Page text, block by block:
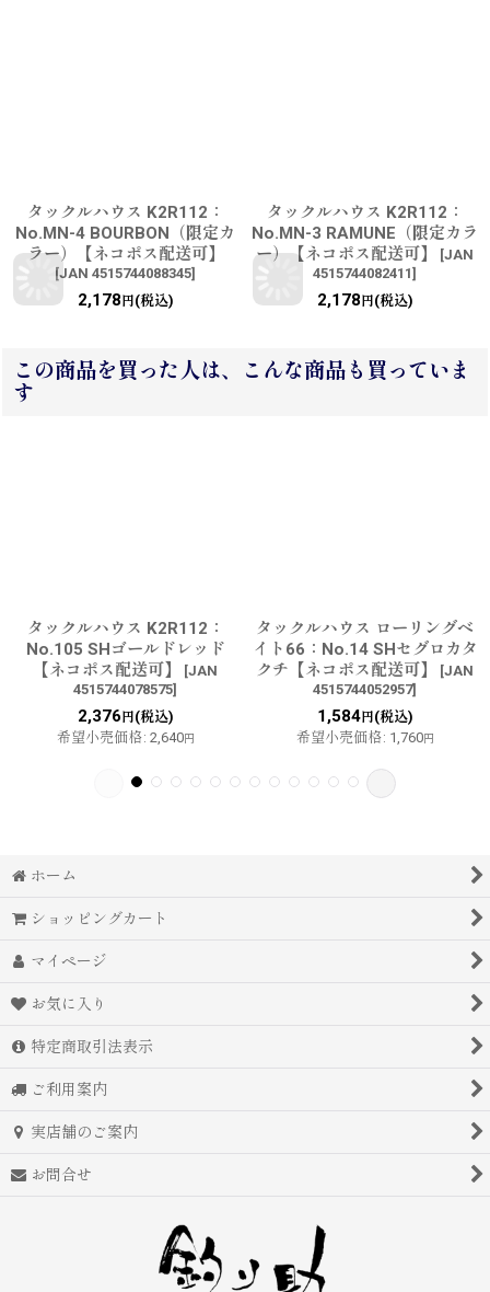
タックルハウス K2R112：
No.MN-4 BOURBON（限定カ
ラー）【ネコポス配送可】
[JAN 4515744088345]
2,178 円(税込)
タックルハウス K2R112：
No.MN-3 RAMUNE（限定カラ
ー）【ネコポス配送可】
[JAN
4515744082411]
2,178 円(税込)
この商品を買った人は、こんな商品も買っていま
す
タックルハウス K2R112：
No.105 SHゴールドレッド
【ネコポス配送可】
[JAN
4515744078575]
2,376 円(税込)
希望小売価格: 2,640円
タックルハウス ローリングベ
イト66：No.14 SHセグロカタ
クチ【ネコポス配送可】
[JAN
4515744052957]
1,584円(税込)
希望小売価格: 1,760円
ホーム
ショッピングカート
マイページ
お気に入り
特定商取引法表示
ご利用案内
実店舗のご案内
お問合せ